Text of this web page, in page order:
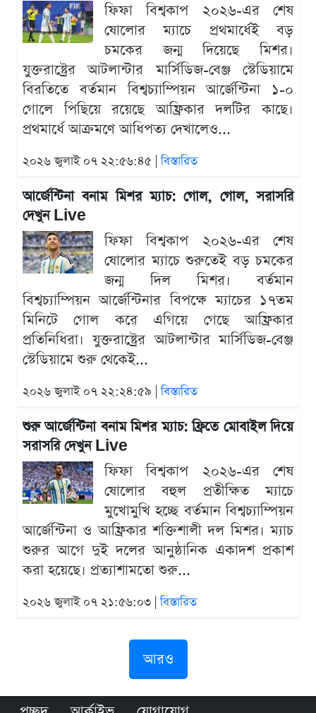
ফিফা বিশ্বকাপ ২০২৬-এর শেষ
ষোলোর ম্যাচে প্রথমার্ধেই বড়
চমকের জন্ম দিয়েছে মিশর।
যুক্তরাষ্ট্রের আটলান্টার মার্সিডিজ-বেঞ্জ স্টেডিয়ামে
বিরতিতে বর্তমান বিশ্বচ্যাম্পিয়ন আর্জেন্টিনা ১-০
গোলে পিছিয়ে রয়েছে আফ্রিকার দলটির কাছে।
প্রথমার্ধে আক্রমণে আধিপত্য দেখালেও...
২০২৬ জুলাই ০৭ ২২:৫৬:৪৫ |বিস্তারিত
আর্জেন্টিনা বনাম মিশর ম্যাচ: গোল, গোল, সরাসরি
দেখুন Live
ফিফা বিশ্বকাপ ২০২৬-এর শেষ
ষোলোর ম্যাচে শুরুতেই বড় চমকের
জন্ম দিল মিশর। বর্তমান
বিশ্বচ্যাম্পিয়ন আর্জেন্টিনার বিপক্ষে ম্যাচের ১৭তম
মিনিটে গোল করে এগিয়ে গেছে আফ্রিকার
প্রতিনিধিরা। যুক্তরাষ্ট্রের আটলান্টার মার্সিডিজ-বেঞ্জ
স্টেডিয়ামে শুরু থেকেই...
২০২৬ জুলাই ০৭ ২২:২৪:৫৯ |বিস্তারিত
শুরু আর্জেন্টিনা বনাম মিশর ম্যাচ: ফ্রিতে মোবাইল দিয়ে
সরাসরি দেখুন Live
ফিফা বিশ্বকাপ ২০২৬-এর শেষ
ষোলোর বহুল প্রতীক্ষিত ম্যাচে
মুখোমুখি হচ্ছে বর্তমান বিশ্বচ্যাম্পিয়ন
আর্জেন্টিনা ও আফ্রিকার শক্তিশালী দল মিশর। ম্যাচ
শুরুর আগে দুই দলের আনুষ্ঠানিক একাদশ প্রকাশ
করা হয়েছে। প্রত্যাশামতো শুরু...
২০২৬ জুলাই ০৭ ২১:৫৬:০৩ |বিস্তারিত
আরও